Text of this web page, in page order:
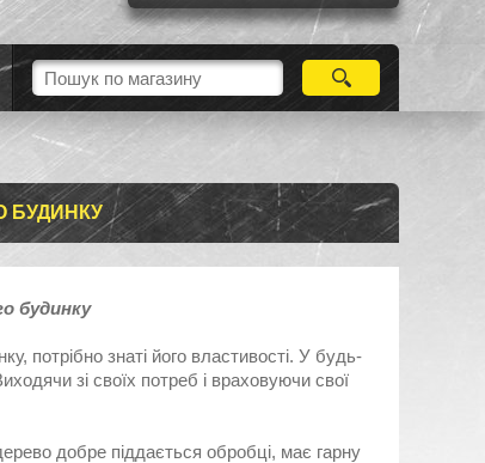
БУДИНКУ
будинку
потрібно знаті його властивості. У будь-
зі своїх потреб і враховуючи свої
добре піддається обробці, має гарну